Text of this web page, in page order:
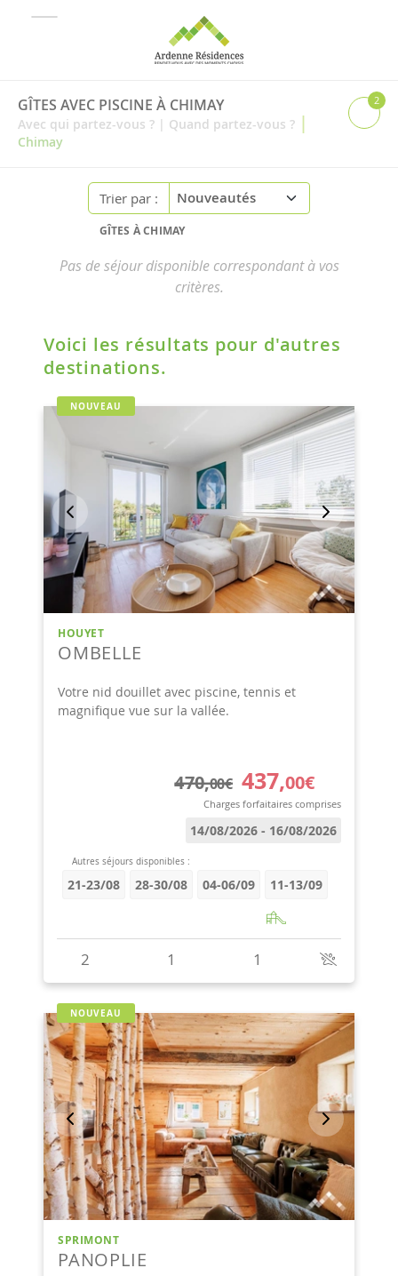
GÎTES AVEC PISCINE À CHIMAY
Avec qui partez-vous ? | Quand partez-vous ? |
Chimay
2
Trier par :
GÎTES À CHIMAY
Pas de séjour disponible correspondant à vos
critères.
Voici les résultats pour d'autres
destinations.